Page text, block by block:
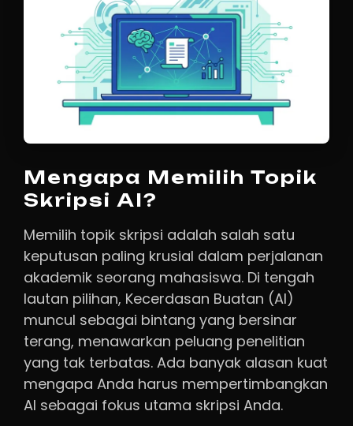
Mengapa Memilih Topik
Skripsi AI?
Memilih topik skripsi adalah salah satu
keputusan paling krusial dalam perjalanan
akademik seorang mahasiswa. Di tengah
lautan pilihan, Kecerdasan Buatan (AI)
muncul sebagai bintang yang bersinar
terang, menawarkan peluang penelitian
yang tak terbatas. Ada banyak alasan kuat
mengapa Anda harus mempertimbangkan
AI sebagai fokus utama skripsi Anda.